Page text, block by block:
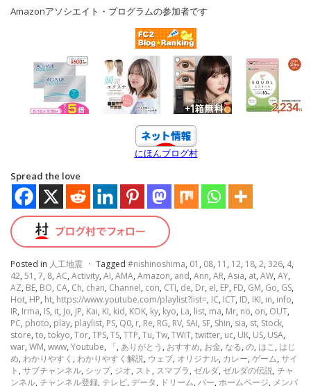
Amazonアソシエイト・プログラムの参加者です
にほんブログ村
Spread the love
Posted in 人工地震 · Tagged #nishinoshima, 01 , 08, 11 , 12, 18, 2, 326, 4,
42, 51 , 7, 8, AC, Activity, AI, AMA, Amazon, and, Ann, AR, Asia, at, AW, AY,
AZ, BE, BO, CA, Ch, chan, Channel, con, CTI, de, Dr, el, EP, FD, GM, Go, GS,
Hot, HP, ht, https://www.youtube.com/playlist?list=, IC, ICT, ID, IKI, in, info,
IR, Irma, IS, it, Jo, JP, Kai, KI, kid, KOK, ky, kyo, La, list, ma, Mr, no, on, OUT,
PC, photo, play, playlist, PS, Q0, r, Re, RG, RV, SAI, SF, Shin, sia, st, Stock,
store, to, tokyo, Tor, TPS, TS, TTP, Tu, Tw, TWiT, twitter, uc, UK, US, USA,
war, WM, www, Youtube, 「, ありがとう , おすすめ, お金, なる, の, はこ , はじ
め, わかりやすく , わかりやすく解説, ウェブ, オリジナル, カレー, ゲーム, サイ
ト , サブチャンネル, シップ, ジオ, スト , スマブラ, ゼルダ, ゼルダの伝説, チャ
ンネル, チャンネル登録, テレビ, データ, ドリーム, バー, ホームページ, メンバ